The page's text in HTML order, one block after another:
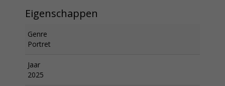
Eigenschappen
Genre
Portret
Jaar
2025